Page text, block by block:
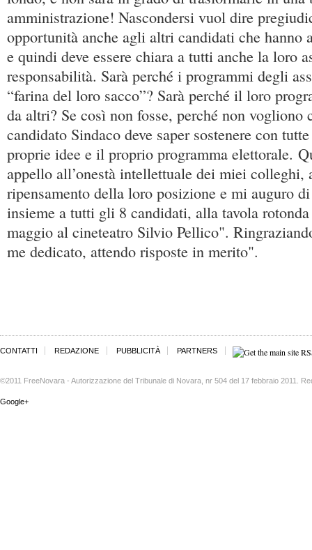
amministrazione! Nascondersi vuol dire
opportunità anche agli altri candidati che hanno
e quindi deve essere chiara a tutti anche la loro
responsabilità. Sarà perché i programmi degli
“farina del loro sacco”? Sarà perché il loro
da altri? Se così non fosse, perché non vogliono
candidato Sindaco deve saper sostenere con
proprie idee e il proprio programma elettorale.
appello all’onestà intellettuale dei miei colleghi,
ripensamento della loro posizione e mi auguro
insieme a tutti gli 8 candidati, alla tavola
maggio al cineteatro Silvio Pellico".
me dedicato, attendo risposte in merito".
CONTATTI REDAZIONE PUBBLICITÀ PARTNERS
©2011 FreeNovara - Autorizzazione del Tribunale di Novara, nr 504 del 17 febbraio 2011.
Google+